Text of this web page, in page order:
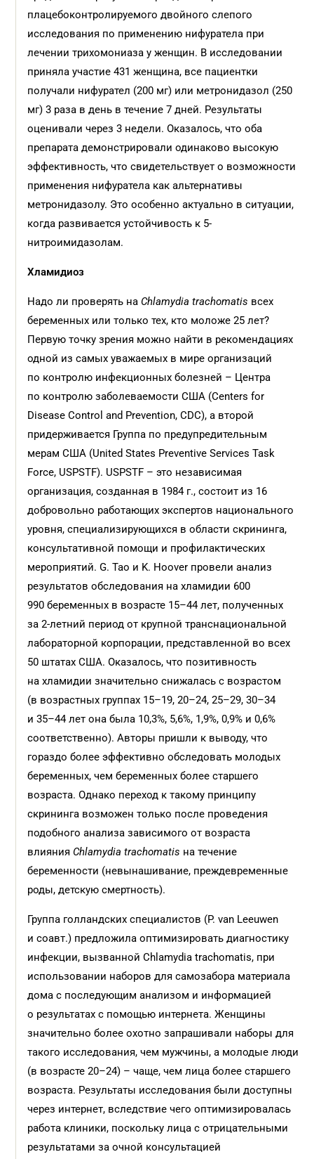
плацебоконтролируемого двойного слепого
исследования по применению нифуратела при
лечении трихомониаза у женщин. В исследовании
приняла участие 431 женщина, все пациентки
получали нифурател (200 мг) или метронидазол (250
мг) 3 раза в день в течение 7 дней. Результаты
оценивали через 3 недели. Оказалось, что оба
препарата демонстрировали одинаково высокую
эффективность, что свидетельствует о возможности
применения нифуратела как альтернативы
метронидазолу. Это особенно актуально в ситуации,
когда развивается устойчивость к 5-
нитроимидазолам.
Хламидиоз
Надо ли проверять на Chlamydia trachomatis всех
беременных или только тех, кто моложе 25 лет?
Первую точку зрения можно найти в рекомендациях
одной из самых уважаемых в мире организаций
по контролю инфекционных болезней – Центра
по контролю заболеваемости США (Centers for
Disease Control and Prevention, CDC), а второй
придерживается Группа по предупредительным
мерам США (United States Preventive Services Task
Force, USPSTF). USPSTF – это независимая
организация, созданная в 1984 г., состоит из 16
добровольно работающих экспертов национального
уровня, специализирующихся в области скрининга,
консультативной помощи и профилактических
мероприятий. G. Tao и K. Hoover провели анализ
результатов обследования на хламидии 600
990 беременных в возрасте 15–44 лет, полученных
за 2-летний период от крупной транснациональной
лабораторной корпорации, представленной во всех
50 штатах США. Оказалось, что позитивность
на хламидии значительно снижалась с возрастом
(в возрастных группах 15–19, 20–24, 25–29, 30–34
и 35–44 лет она была 10,3%, 5,6%, 1,9%, 0,9% и 0,6%
соответственно). Авторы пришли к выводу, что
гораздо более эффективно обследовать молодых
беременных, чем беременных более старшего
возраста. Однако переход к такому принципу
скрининга возможен только после проведения
подобного анализа зависимого от возраста
влияния Chlamydia trachomatis на течение
беременности (невынашивание, преждевременные
роды, детскую смертность).
Группа голландских специалистов (P. van Leeuwen
и соавт.) предложила оптимизировать диагностику
инфекции, вызваннойChlamydia trachomatis, при
использовании наборов для самозабора материала
дома с последующим анализом и информацией
о результатах с помощью интернета. Женщины
значительно более охотно запрашивали наборы для
такого исследования, чем мужчины, а молодые люди
(в возрасте 20–24) – чаще, чем лица более старшего
возраста. Результаты исследования были доступны
через интернет, вследствие чего оптимизировалась
работа клиники, поскольку лица с отрицательными
результатами за очной консультацией